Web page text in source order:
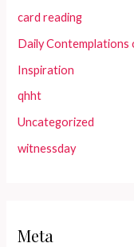
card reading
Daily Contemplations
Inspiration
qhht
Uncategorized
witnessday
Meta